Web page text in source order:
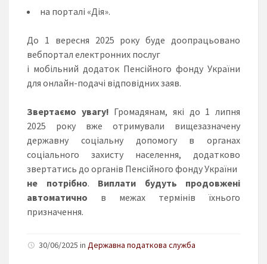
на порталі «Дія».
До 1 вересня 2025 року буде доопрацьовано
вебпортал електронних послуг
і мобільний додаток Пенсійного фонду України
для онлайн-подачі відповідних заяв.
Звертаємо увагу! Громадянам, які до 1 липня
2025 року вже отримували вищезазначену
державну соціальну допомогу в органах
соціального захисту населення, додатково
звертатись до органів Пенсійного фонду України
не потрібно. Виплати будуть продовжені
автоматично в межах термінів їхнього
призначення.
30/06/2025 in Державна податкова служба